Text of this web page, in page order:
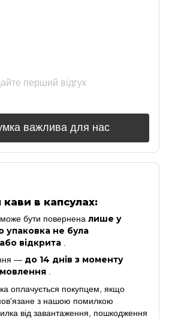
перший відгук
важлива для нас
в капсулах:
бути повернена лише у
упаковка не була
відкрита
— до 14 днів з моменту
оплачується покупцем, якщо
з нашою помилкою
від завантаження, пошкодження